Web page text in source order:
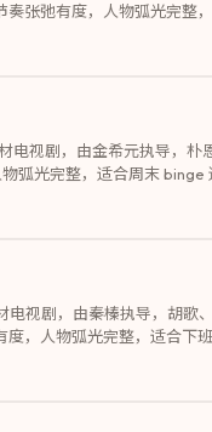
张弛有度，人物弧光完整，
电视剧，由金希元执导，
弧光完整，适合周末 binge
视剧，由秦榛执导，胡
，人物弧光完整，适合下班